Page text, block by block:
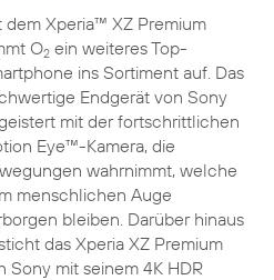
dem Xperia™ XZ Premium
O2ein weiteres Top-
ins Sortiment auf. Das
Endgerät von Sony
mit der fortschrittlichen
Eye™-Kamera, die
wahrnimmt, welche
menschlichen Auge
bleiben. Darüber hinaus
das Xperia XZ Premium
Sony mit seinem 4K HDR